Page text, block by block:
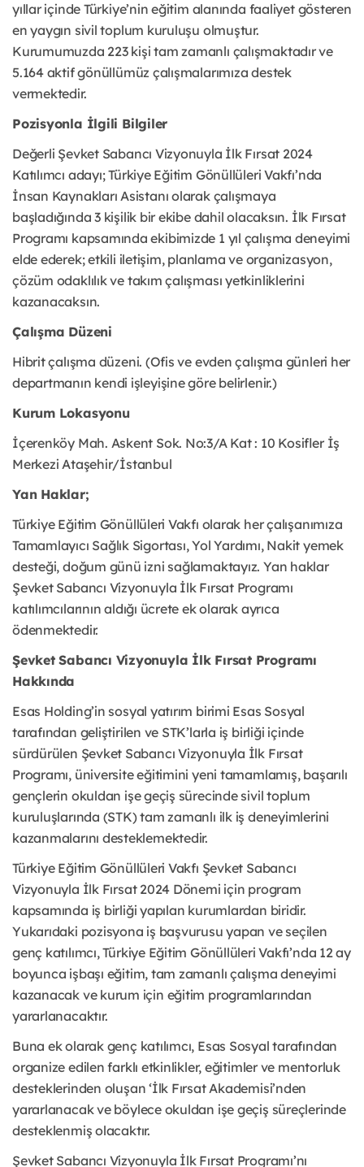
yıllar içinde Türkiye’nin eğitim alanında faaliyet gösteren
en yaygın sivil toplum kuruluşu olmuştur.
Kurumumuzda 223 kişi tam zamanlı çalışmaktadır ve
5.164 aktif gönüllümüz çalışmalarımıza destek
vermektedir.
Pozisyonla İlgili Bilgiler
Değerli Şevket Sabancı Vizyonuyla İlk Fırsat 2024
Katılımcı adayı; Türkiye Eğitim Gönüllüleri Vakfı’nda
İnsan Kaynakları Asistanı olarak çalışmaya
başladığında 3 kişilik bir ekibe dahil olacaksın. İlk Fırsat
Programı kapsamında ekibimizde 1 yıl çalışma deneyimi
elde ederek; etkili iletişim, planlama ve organizasyon,
çözüm odaklılık ve takım çalışması yetkinliklerini
kazanacaksın.
Çalışma Düzeni
Hibrit çalışma düzeni. (Ofis ve evden çalışma günleri her
departmanın kendi işleyişine göre belirlenir.)
Kurum Lokasyonu
İçerenköy Mah. Askent Sok. No:3/A Kat : 10 Kosifler İş
Merkezi Ataşehir/İstanbul
Yan Haklar;
Türkiye Eğitim Gönüllüleri Vakfı olarak her çalışanımıza
Tamamlayıcı Sağlık Sigortası, Yol Yardımı, Nakit yemek
desteği, doğum günü izni sağlamaktayız. Yan haklar
Şevket Sabancı Vizyonuyla İlk Fırsat Programı
katılımcılarının aldığı ücrete ek olarak ayrıca
ödenmektedir.
Şevket Sabancı Vizyonuyla İlk Fırsat Programı
Hakkında
Esas Holding’in sosyal yatırım birimi Esas Sosyal
tarafından geliştirilen ve STK’larla iş birliği içinde
sürdürülen Şevket Sabancı Vizyonuyla İlk Fırsat
Programı, üniversite eğitimini yeni tamamlamış, başarılı
gençlerin okuldan işe geçiş sürecinde sivil toplum
kuruluşlarında (STK) tam zamanlı ilk iş deneyimlerini
kazanmalarını desteklemektedir.
Türkiye Eğitim Gönüllüleri Vakfı Şevket Sabancı
Vizyonuyla İlk Fırsat 2024 Dönemi için program
kapsamında iş birliği yapılan kurumlardan biridir.
Yukarıdaki pozisyona iş başvurusu yapan ve seçilen
genç katılımcı, Türkiye Eğitim Gönüllüleri Vakfı’nda 12 ay
boyunca işbaşı eğitim, tam zamanlı çalışma deneyimi
kazanacak ve kurum için eğitim programlarından
yararlanacaktır.
Buna ek olarak genç katılımcı, Esas Sosyal tarafından
organize edilen farklı etkinlikler, eğitimler ve mentorluk
desteklerinden oluşan ‘İlk Fırsat Akademisi’nden
yararlanacak ve böylece okuldan işe geçiş süreçlerinde
desteklenmiş olacaktır.
Şevket Sabancı Vizyonuyla İlk Fırsat Programı’nı